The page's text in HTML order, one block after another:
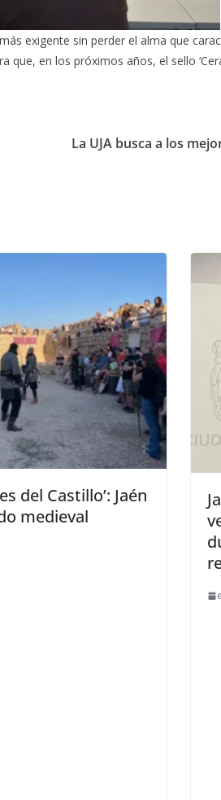
exigente sin perder el alma que
que, en los próximos años, el sello
La UJA busca a los
del Castillo’: Jaén
medieval